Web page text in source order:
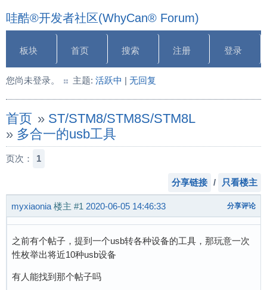
哇酷®开发者社区(WhyCan® Forum)
板块 首页 搜索 注册 登录
您尚未登录。 主题: 活跃中 | 无回复
首页 » ST/STM8/STM8S/STM8L
» 多合一的usb工具
页次： 1
分享链接 / 只看楼主
myxiaonia 楼主 #1 2020-06-05 14:46:33 分享评论
之前有个帖子，提到一个usb转各种设备的工具，那玩意一次
性枚举出将近10种usb设备
有人能找到那个帖子吗